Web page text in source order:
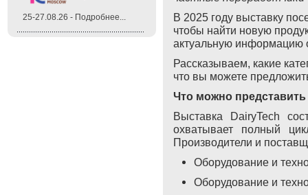
25-27.08.26 - Подробнее...
В 2025 году выставку
чтобы найти новую
актуальную информацию
Рассказываем, какие
что вы можете
Что можно
Выставка DairyTech
охватывает полный
Производители и
Оборудование и
Оборудование и